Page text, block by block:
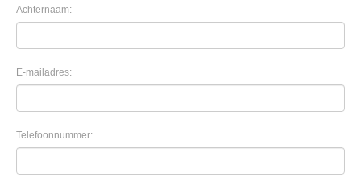
Achternaam:
E-mailadres:
Telefoonnummer: